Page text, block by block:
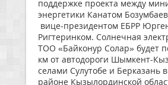
поддержке проекта между
энергетики Канатом
вице-президентом ЕБРР
Ригтеринком. Солнечная
ТОО «Байконур Солар» будет
км от автодороги Шымкент-
селами Сулутобе и Берказань
районе Кызылординской